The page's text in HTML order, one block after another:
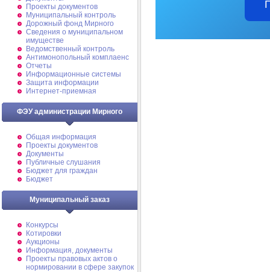
Проекты документов
Муниципальный контроль
Дорожный фонд Мирного
Cведения о муниципальном
имуществе
Ведомственный контроль
Антимонопольный комплаенс
Отчеты
Информационные системы
Защита информации
Интернет-приемная
ФЭУ администрации Мирного
Общая информация
Проекты документов
Документы
Публичные слушания
Бюджет для граждан
Бюджет
Муниципальный заказ
Конкурсы
Котировки
Аукционы
Информация, документы
Проекты правовых актов о
нормировании в сфере закупок